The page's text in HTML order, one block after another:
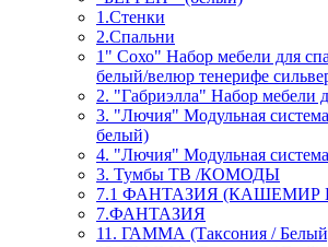
1.Стенки
2.Спальни
1" Сохо" Набор мебели для
белый/велюр тенерифе
2. "Габриэлла" Набор мебели
3. "Лючия" Модульная
белый)
4. "Лючия" Модульная
3. Тумбы ТВ /КОМОДЫ
7.1 ФАНТАЗИЯ (КАШЕМИР
7.ФАНТАЗИЯ
11. ГАММА (Таксония /